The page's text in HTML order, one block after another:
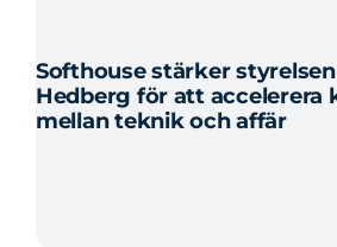
Softhouse stärker
Hedberg för att accelerera
mellan teknik och affär